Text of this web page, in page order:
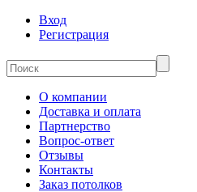
Вход
Регистрация
О компании
Доставка и оплата
Партнерство
Вопрос-ответ
Отзывы
Контакты
Заказ потолков